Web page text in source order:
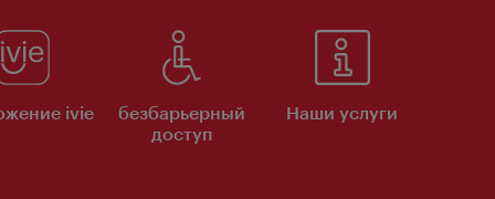
ivie
безбарьерный
доступ
Наши услуги